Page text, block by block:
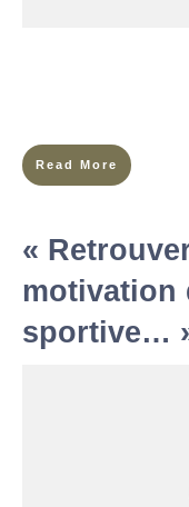
Read More
«
motivation
sportive…